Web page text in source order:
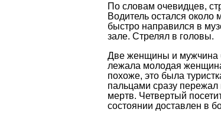
По словам очевидцев,
Водитель остался
быстро направился в
зале. Стрелял в головы.
Две женщины и мужчина
лежала молодая
похоже, это была
пальцами сразу
мертв. Четвертый
состоянии доставлен в